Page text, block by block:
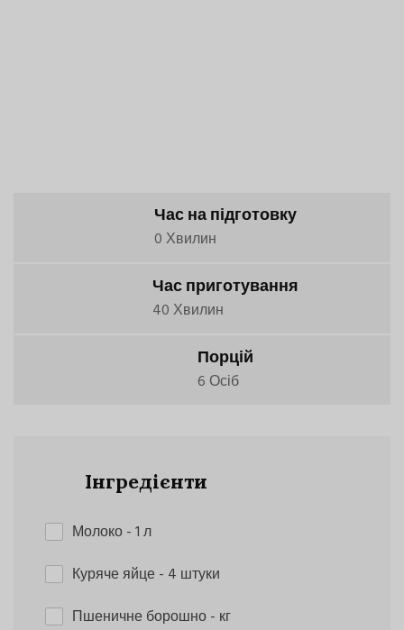
Час на підготовку
0 Хвилин
Час приготування
40 Хвилин
Порцій
6 Осіб
Інгредієнти
Молоко- 1 л
Куряче яйце- 4 штуки
Пшеничне борошно- кг